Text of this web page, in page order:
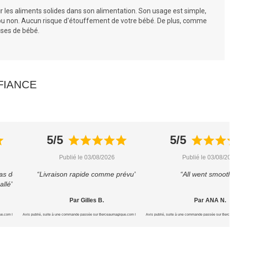
aliments solides dans son alimentation. Son usage est simple,
non. Aucun risque d'étouffement de votre bébé. De plus, comme
de bébé.
déçu
le 16/07/2026
5/5
Publié le 03/08/2026
“Livraison rapide comme prévu”
Par Gilles B.
Avis publié, suite à une commande passée sur Berceaumagique.com le 15/07/2026
5/5
Publié le 03/08/2026
“All went smoothly”
Par ANA N.
Avis publié, suite à une commande passée sur Berceaumagique.com le